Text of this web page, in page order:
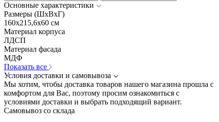
Основные характеристики
Размеры (ШхВхГ)
160x215,6x60 см
Материал корпуса
ЛДСП
Материал фасада
МДФ
Показать все
Условия доставки и самовывоза
Мы хотим, чтобы доставка товаров нашего магазина прошла с
комфортом для Вас, поэтому просим ознакомиться с
условиями доставки и выбрать подходящий вариант.
Самовывоз со склада